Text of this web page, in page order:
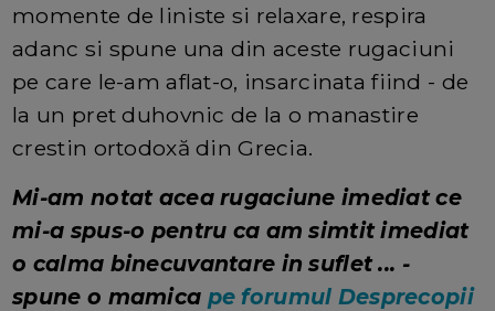
momente de liniste si relaxare, respira
adanc si spune una din aceste rugaciuni
pe care le-am aflat-o, insarcinata fiind - de
la un pret duhovnic de la o manastire
crestin ortodoxă din Grecia.
Mi-am notat acea rugaciune imediat ce
mi-a spus-o pentru ca am simtit imediat
o calma binecuvantare in suflet ... -
spune o mamica pe forumul Desprecopii